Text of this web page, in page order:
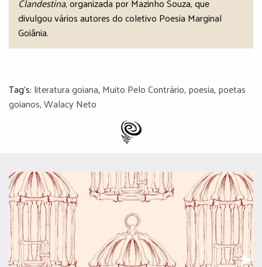
divulgou vários autores do coletivo Poesia Marginal
Goiânia.
Tag's: literatura goiana, Muito Pelo Contrário, poesia, poetas
goianos,Walacy Neto
▶︎